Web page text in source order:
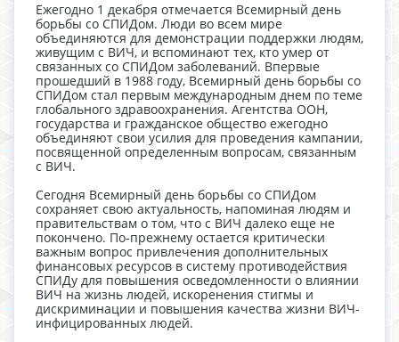
Ежегодно 1 декабря отмечается Всемирный день
борьбы со СПИДом. Люди во всем мире
объединяются для демонстрации поддержки людям,
живущим с ВИЧ, и вспоминают тех, кто умер от
связанных со СПИДом заболеваний. Впервые
прошедший в 1988 году, Всемирный день борьбы со
СПИДом стал первым международным днем по теме
глобального здравоохранения. Агентства ООН,
государства и гражданское общество ежегодно
объединяют свои усилия для проведения кампании,
посвященной определенным вопросам, связанным
с ВИЧ.
Сегодня Всемирный день борьбы со СПИДом
сохраняет свою актуальность, напоминая людям и
правительствам о том, что с ВИЧ далеко еще не
покончено. По-прежнему остается критически
важным вопрос привлечения дополнительных
финансовых ресурсов в систему противодействия
СПИДу для повышения осведомленности о влиянии
ВИЧ на жизнь людей, искоренения стигмы и
дискриминации и повышения качества жизни ВИЧ-
инфицированных людей.